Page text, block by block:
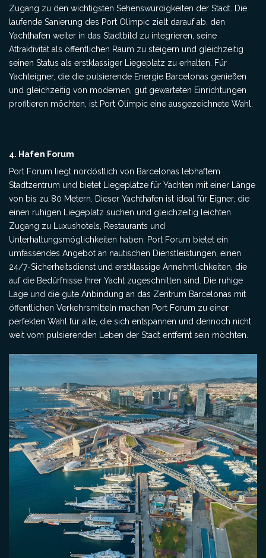
Zugang zu den wichtigsten Sehenswürdigkeiten der Stadt. Die
laufende Sanierung des Port Olímpic zielt darauf ab, den
Yachthafen weiter in das Stadtbild zu integrieren, seine
Attraktivität als öffentlichen Raum zu steigern und gleichzeitig
seinen Status als erstklassiger Liegeplatz zu erhalten. Für
Yachteigner, die die pulsierende Energie Barcelonas genießen
und gleichzeitig von modernen, gut gewarteten Einrichtungen
profitieren möchten, ist Port Olímpic eine ausgezeichnete Wahl.
4. Hafen Forum
Port Forum liegt nordöstlich von Barcelonas lebhaftem
Stadtzentrum und bietet Liegeplätze für Yachten mit einer Länge
von bis zu 80 Metern. Dieser Yachthafen ist ideal für Eigner, die
einen ruhigen Liegeplatz suchen und gleichzeitig leichten
Zugang zu Luxushotels, Restaurants und
Unterhaltungsmöglichkeiten haben. Port Forum bietet ein
umfassendes Angebot an nautischen Dienstleistungen, einen
24/7-Sicherheitsdienst und erstklassige Annehmlichkeiten, die
auf die Bedürfnisse Ihrer Yacht zugeschnitten sind. Die ruhige
Lage und die gute Anbindung an das Zentrum Barcelonas mit
öffentlichen Verkehrsmitteln machen Port Forum zu einer
perfekten Wahl für alle, die sich entspannen und dennoch nicht
weit vom pulsierenden Leben der Stadt entfernt sein möchten.